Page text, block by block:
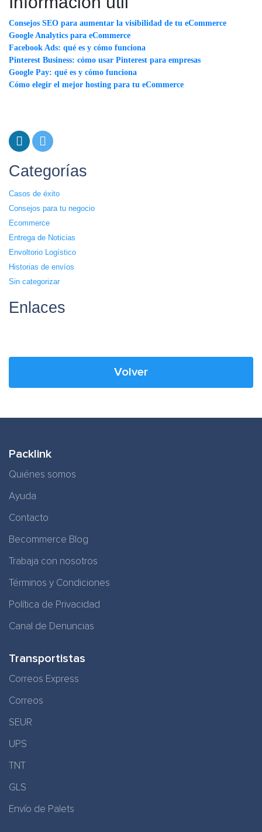
Consejos SEO para aumentar la visibilidad de tu eCommerce
Google Analytics para eCommerce
Facebook Ads: qué es y cómo funciona
Pinterest Business: cómo usar Pinterest para empresas
Google Pay: qué es y cómo funciona
Cómo elegir el mejor hosting para tu eCommerce
Categorías
Casos de éxito
Consejos para tu negocio
Ecommerce
Entrega de Noticias
Envoltorio Logístico
Historias de envíos
Sin categorizar
Enlaces
Volver
Packlink
Quiénes somos
Ayuda
Contacto
Becommerce Blog
Trabaja con nosotros
Términos y Condiciones
Política de Privacidad
Canal de Denuncias
Transportistas
Correos Express
Correos
SEUR
UPS
TNT
GLS
Envío de Palets